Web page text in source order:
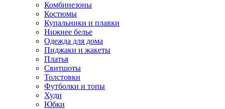
Комбинезоны
Костюмы
Купальники и плавки
Нижнее белье
Одежда для дома
Пиджаки и жакеты
Платья
Свитшоты
Толстовки
Футболки и топы
Худи
Юбки